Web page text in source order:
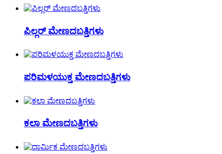
ಪಿಲ್ಲರ್ ಮೇಣದಬತ್ತಿಗಳು
ಪರಿಮಳಯುಕ್ತ ಮೇಣದಬತ್ತಿಗಳು
ಕಲಾ ಮೇಣದಬತ್ತಿಗಳು